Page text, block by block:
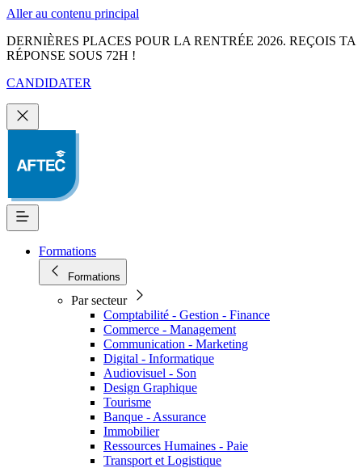
Aller au contenu principal
DERNIÈRES PLACES POUR LA RENTRÉE 2026. REÇOIS TA
RÉPONSE SOUS 72H !
CANDIDATER
Formations
Formations
Par secteur
Comptabilité - Gestion - Finance
Commerce - Management
Communication - Marketing
Digital - Informatique
Audiovisuel - Son
Design Graphique
Tourisme
Banque - Assurance
Immobilier
Ressources Humaines - Paie
Transport et Logistique